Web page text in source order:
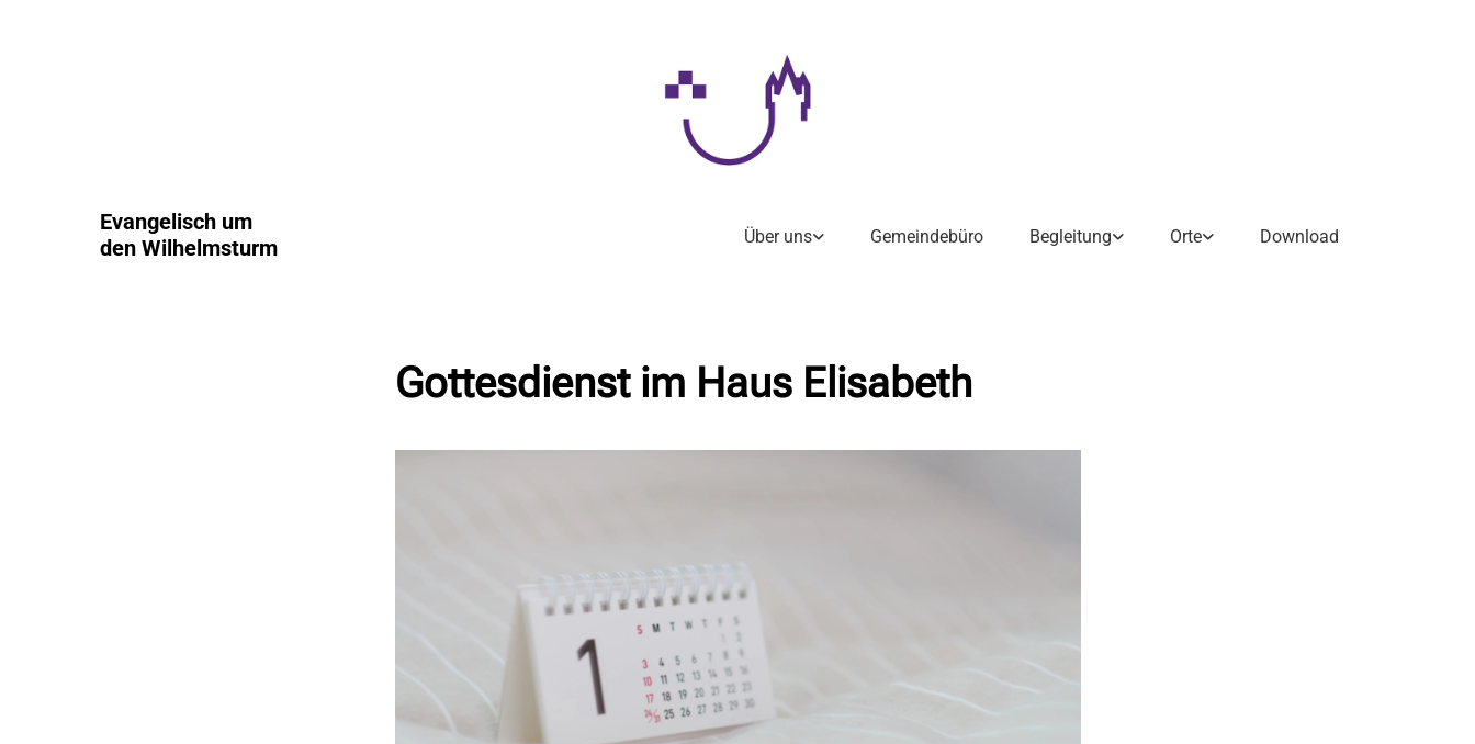
Evangelisch um
den Wilhelmsturm
Über uns Gemeindebüro Begleitung Orte Download
Gottesdienst im Haus Elisabeth